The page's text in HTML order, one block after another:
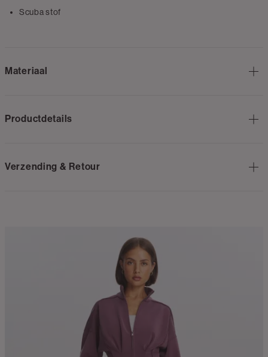
Scuba stof
Materiaal
Productdetails
Verzending & Retour